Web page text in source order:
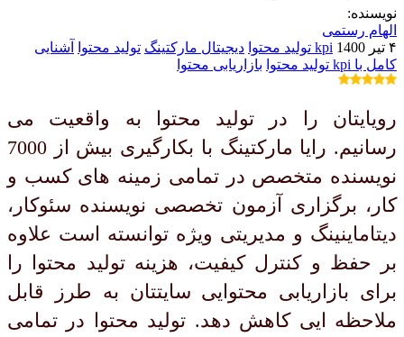
نویسنده:
الهام رستمی
۴ تیر 1400
kpi تولید محتوا دیجیتال مارکتینگ تولید محتوا
آشنایی
کامل با kpi تولید محتوا
بازاریابی محتوا
رویایتان را در تولید محتوا به واقعیت می
رسانیم. رایا مارکتینگ با بکارگیری بیش از 7000
نویسنده متخصص در تمامی زمینه های کسب و
کار، برگزاری آزمون تخصصی نویسنده سئوکار،
دیتاماینینگ و مدیریتی ویژه توانسته است علاوه
بر حفظ و کنترل کیفیت، هزینه تولید محتوا را
برای بازاریابی محتوایی سایتتان به طرز قابل
ملاحظه ایی کاهش دهد. تولید محتوا در تمامی